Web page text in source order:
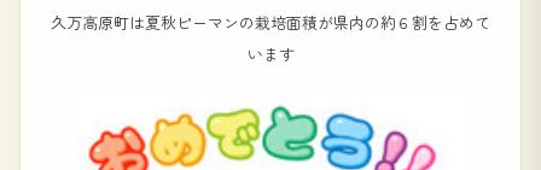
久万高原町は夏秋ピーマンの栽培面積が県内の約６割を占めて
います